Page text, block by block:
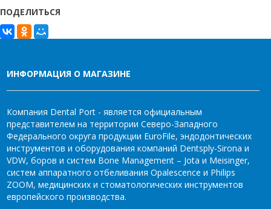
ПОДЕЛИТЬСЯ
ИНФОРМАЦИЯ О МАГАЗИНЕ
Компания Dental Port - является официальным
представителем на территории Северо-Западного
Федерального округа продукции EuroFile, эндодонтических
инструментов и оборудования компаний Dentsply-Sirona и
VDW, боров и систем Bone Management – Jota и Meisinger,
систем аппаратного отбеливания Opalescence и Philips
ZOOM, медицинских и стоматологических инструментов
европейского производства.